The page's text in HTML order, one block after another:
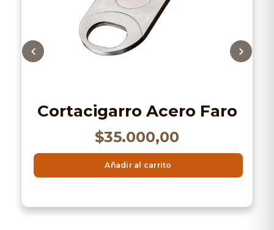
Cortacigarro Acero Faro
$35.000,00
Añadir al carrito